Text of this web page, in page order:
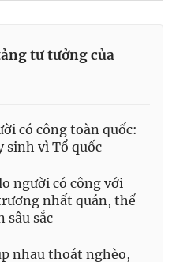
tư tưởng của
có công toàn quốc:
sinh vì Tổ quốc
người có công với
nhất quán, thể
sâu sắc
nhau thoát nghèo,